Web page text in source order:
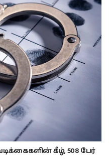
கீழ், 508 பேர்